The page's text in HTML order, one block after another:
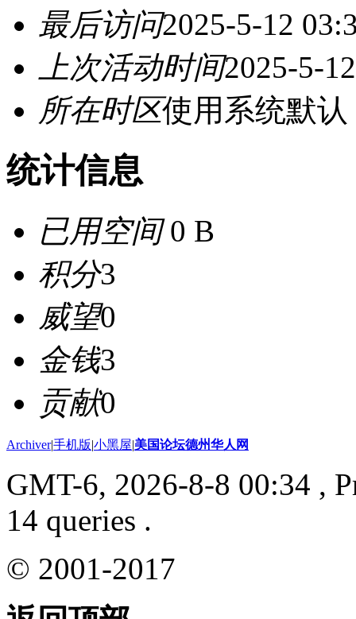
最后访问2025-5-12
上次活动时间2025-5-
所在时区使用系统默认
统计信息
已用空间0 B
积分3
威望0
金钱3
贡献0
Archiver|手机版|小黑屋|美国论坛德州华人网
GMT-6, 2026-8-8 00:34 ,
14 queries .
© 2001-2017